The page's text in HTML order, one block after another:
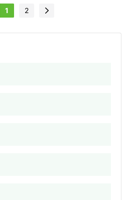
Terminal De Tornillo
1 2